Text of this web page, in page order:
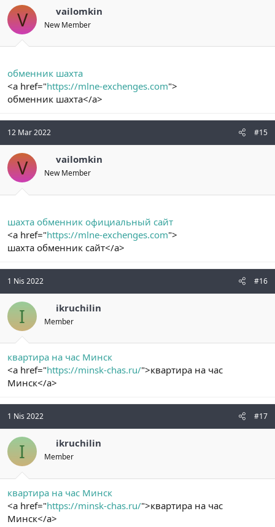
V vailomkin
New Member
обменник шахта
<a href="https://mlne-exchenges.com">
обменник шахта</a>
12 Mar 2022 #15
V vailomkin
New Member
шахта обменник официальный сайт
<a href="https://mlne-exchenges.com">
шахта обменник сайт</a>
1 Nis 2022 #16
I ikruchilin
Member
квартира на час Минск
<a href="https://minsk-chas.ru/">квартира на час
Минск</a>
1 Nis 2022 #17
I ikruchilin
Member
квартира на час Минск
<a href="https://minsk-chas.ru/">квартира на час
Минск</a>